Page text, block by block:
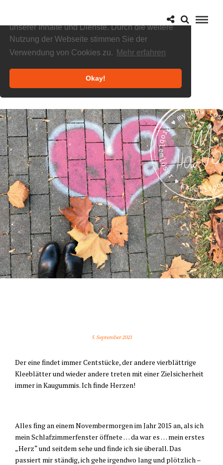
unserer Inhalte und Dienste. Durch die weitere
Nutzung der Webseite stimmen Sie der
Verwendung von Cookies zu.
Mehr erfahren
Okay!
5. September 2021
Der eine findet immer Centstücke, der andere vierblättrige
Kleeblätter und wieder andere treten mit einer Zielsicherheit
immer in Kaugummis. Ich finde Herzen!
Alles fing an einem Novembermorgen im Jahr 2015 an, als ich
mein Schlafzimmerfenster öffnete … da war es … mein erstes
„Herz“ und seitdem sehe und finde ich sie überall. Das
passiert mir ständig, ich gehe irgendwo lang und plötzlich –